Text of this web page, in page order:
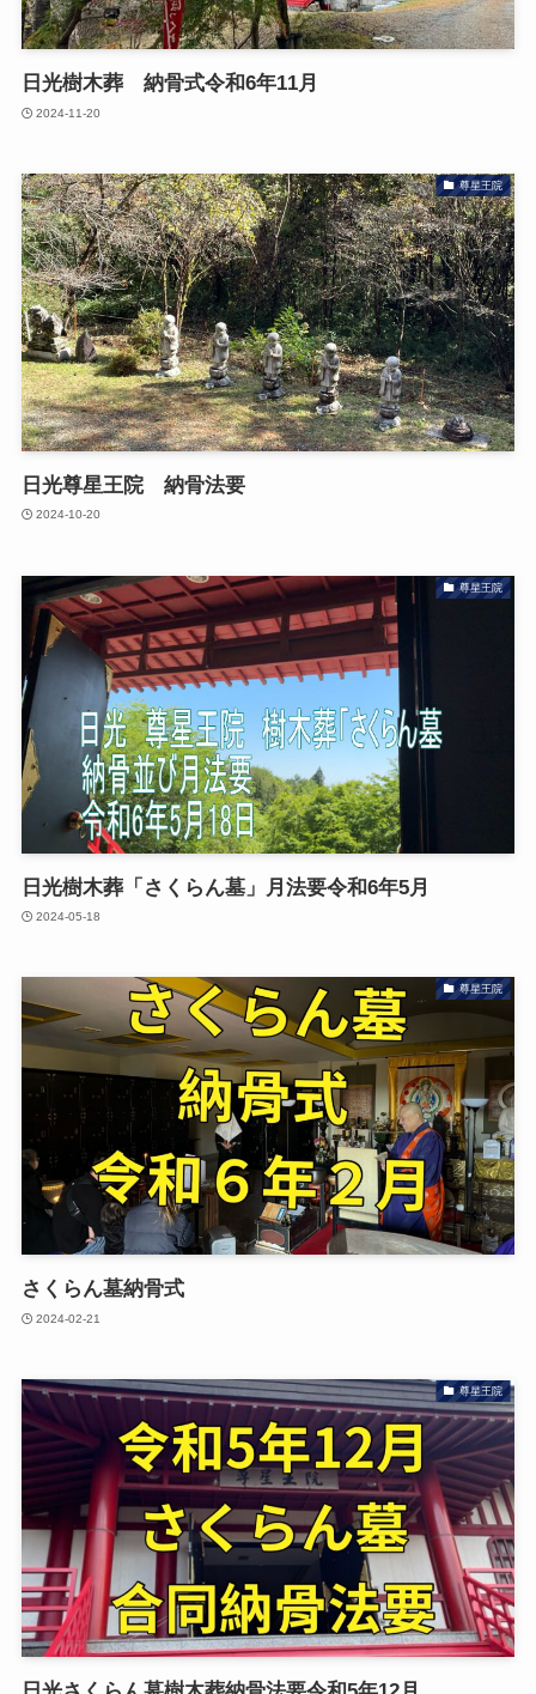
日光樹木葬 納骨式令和6年11月
2024-11-20
尊星王院
日光尊星王院 納骨法要
2024-10-20
尊星王院
日光樹木葬「さくらん墓」月法要令和6年5月
2024-05-18
尊星王院
さくらん墓納骨式
2024-02-21
尊星王院